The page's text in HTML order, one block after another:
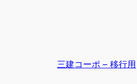
三建コーポ – 移行用